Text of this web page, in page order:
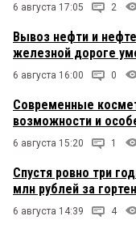
6 августа 17:05 2
Вывоз нефти и
железной дороге
6 августа 16:00 0
Современные
возможности и
6 августа 15:20 1
Спустя ровно три
млн рублей за
6 августа 14:39 4